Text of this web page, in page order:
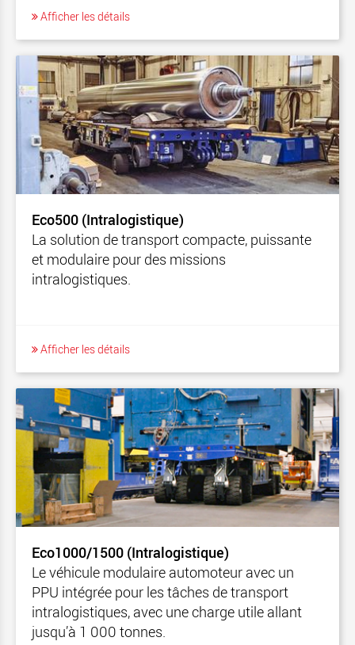
Afficher les détails
Eco500 (Intralogistique)
La solution de transport compacte, puissante
et modulaire pour des missions
intralogistiques.
Afficher les détails
Eco1000/1500 (Intralogistique)
Le véhicule modulaire automoteur avec un
PPU intégrée pour les tâches de transport
intralogistiques, avec une charge utile allant
jusqu’à 1 000 tonnes.